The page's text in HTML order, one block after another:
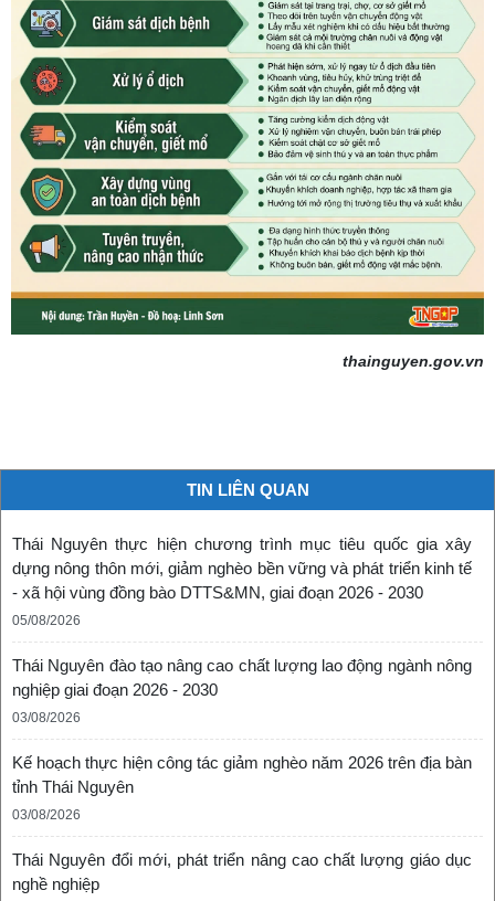
thainguyen.gov.vn
TIN LIÊN QUAN
Thái Nguyên thực hiện chương trình mục tiêu quốc gia xây
dựng nông thôn mới, giảm nghèo bền vững và phát triển kinh tế
- xã hội vùng đồng bào DTTS&MN, giai đoạn 2026 - 2030
05/08/2026
Thái Nguyên đào tạo nâng cao chất lượng lao động ngành nông
nghiệp giai đoạn 2026 - 2030
03/08/2026
Kế hoạch thực hiện công tác giảm nghèo năm 2026 trên địa bàn
tỉnh Thái Nguyên
03/08/2026
Thái Nguyên đổi mới, phát triển nâng cao chất lượng giáo dục
nghề nghiệp